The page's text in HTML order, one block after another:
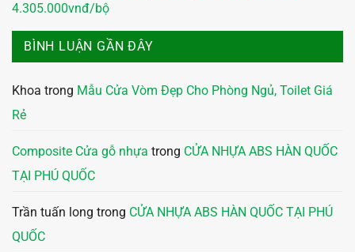
4.305.000vnđ/bộ
BÌNH LUẬN GẦN ĐÂY
Khoa trong Mẫu Cửa Vòm Đẹp Cho Phòng Ngủ, Toilet Giá
Rẻ
Composite Cửa gỗ nhựa trong CỬA NHỰA ABS HÀN QUỐC
TẠI PHÚ QUỐC
Trần tuấn long trong CỬA NHỰA ABS HÀN QUỐC TẠI PHÚ
QUỐC